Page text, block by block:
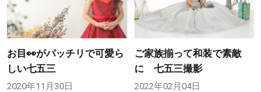
お目👀がパッチリで可愛ら
しい七五三
2020年11月30日
ご家族揃って和装で素敵
に 七五三撮影
2022年02月04日